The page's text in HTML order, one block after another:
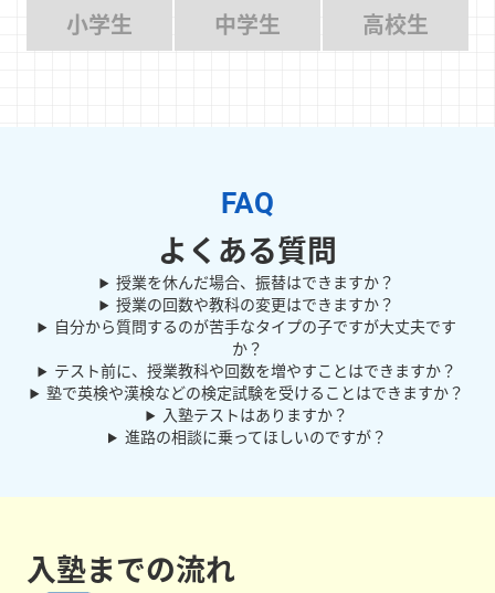
小学生 中学生 高校生
よくある質問
授業を休んだ場合、振替はできますか？
授業の回数や教科の変更はできますか？
自分から質問するのが苦手なタイプの子ですが大丈夫です
か？
テスト前に、授業教科や回数を増やすことはできますか？
塾で英検や漢検などの検定試験を受けることはできますか？
入塾テストはありますか？
進路の相談に乗ってほしいのですが？
入塾までの流れ